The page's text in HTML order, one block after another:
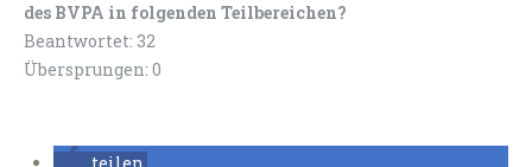
des BVPA in folgenden Teilbereichen?
Beantwortet: 32
Übersprungen: 0